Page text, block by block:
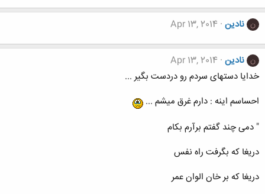
ن نادین Apr 13, 2014
ن نادین Apr 13, 2014
خدایا دستهای سردم رو دردست بگیر ...
احساسم اینه : دارم غرق میشم ...
" دمی چند گفتم برآرم بکام
دریغا که بگرفت راه نفس
دریغا که بر خان الوان عمر